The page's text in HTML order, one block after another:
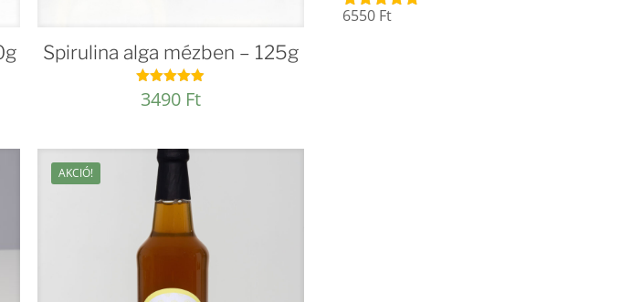
Spirulina alga mézben – 125g
Értékelés:
4.86
3490 Ft
AKCIÓ!
Értékelés:
6550 Ft